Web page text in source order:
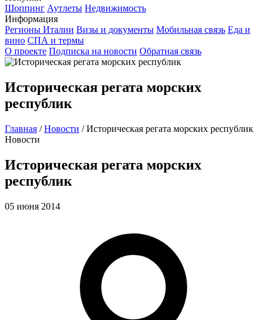
Шоппинг Аутлеты Недвижимость
Информация
Регионы Италии Визы и документы Мобильная связь Еда и
вино СПА и термы
О проекте Подписка на новости Обратная связь
Историческая регата морских
республик
Главная / Новости / Историческая регата морских республик
Новости
Историческая регата морских
республик
05 июня 2014